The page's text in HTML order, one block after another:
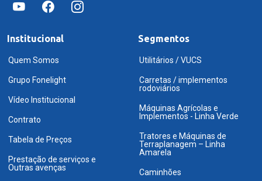
Institucional
Quem Somos
Grupo Fonelight
Vídeo Institucional
Contrato
Tabela de Preços
Prestação de serviços e
Outras avenças
Segmentos
Utilitários / VUCS
Carretas / implementos
rodoviários
Máquinas Agrícolas e
Implementos - Linha Verde
Tratores e Máquinas de
Terraplanagem – Linha
Amarela
Caminhões